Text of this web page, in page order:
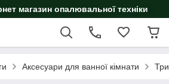
магазин опалювальної техніки
Аксесуари для ванної кімнати